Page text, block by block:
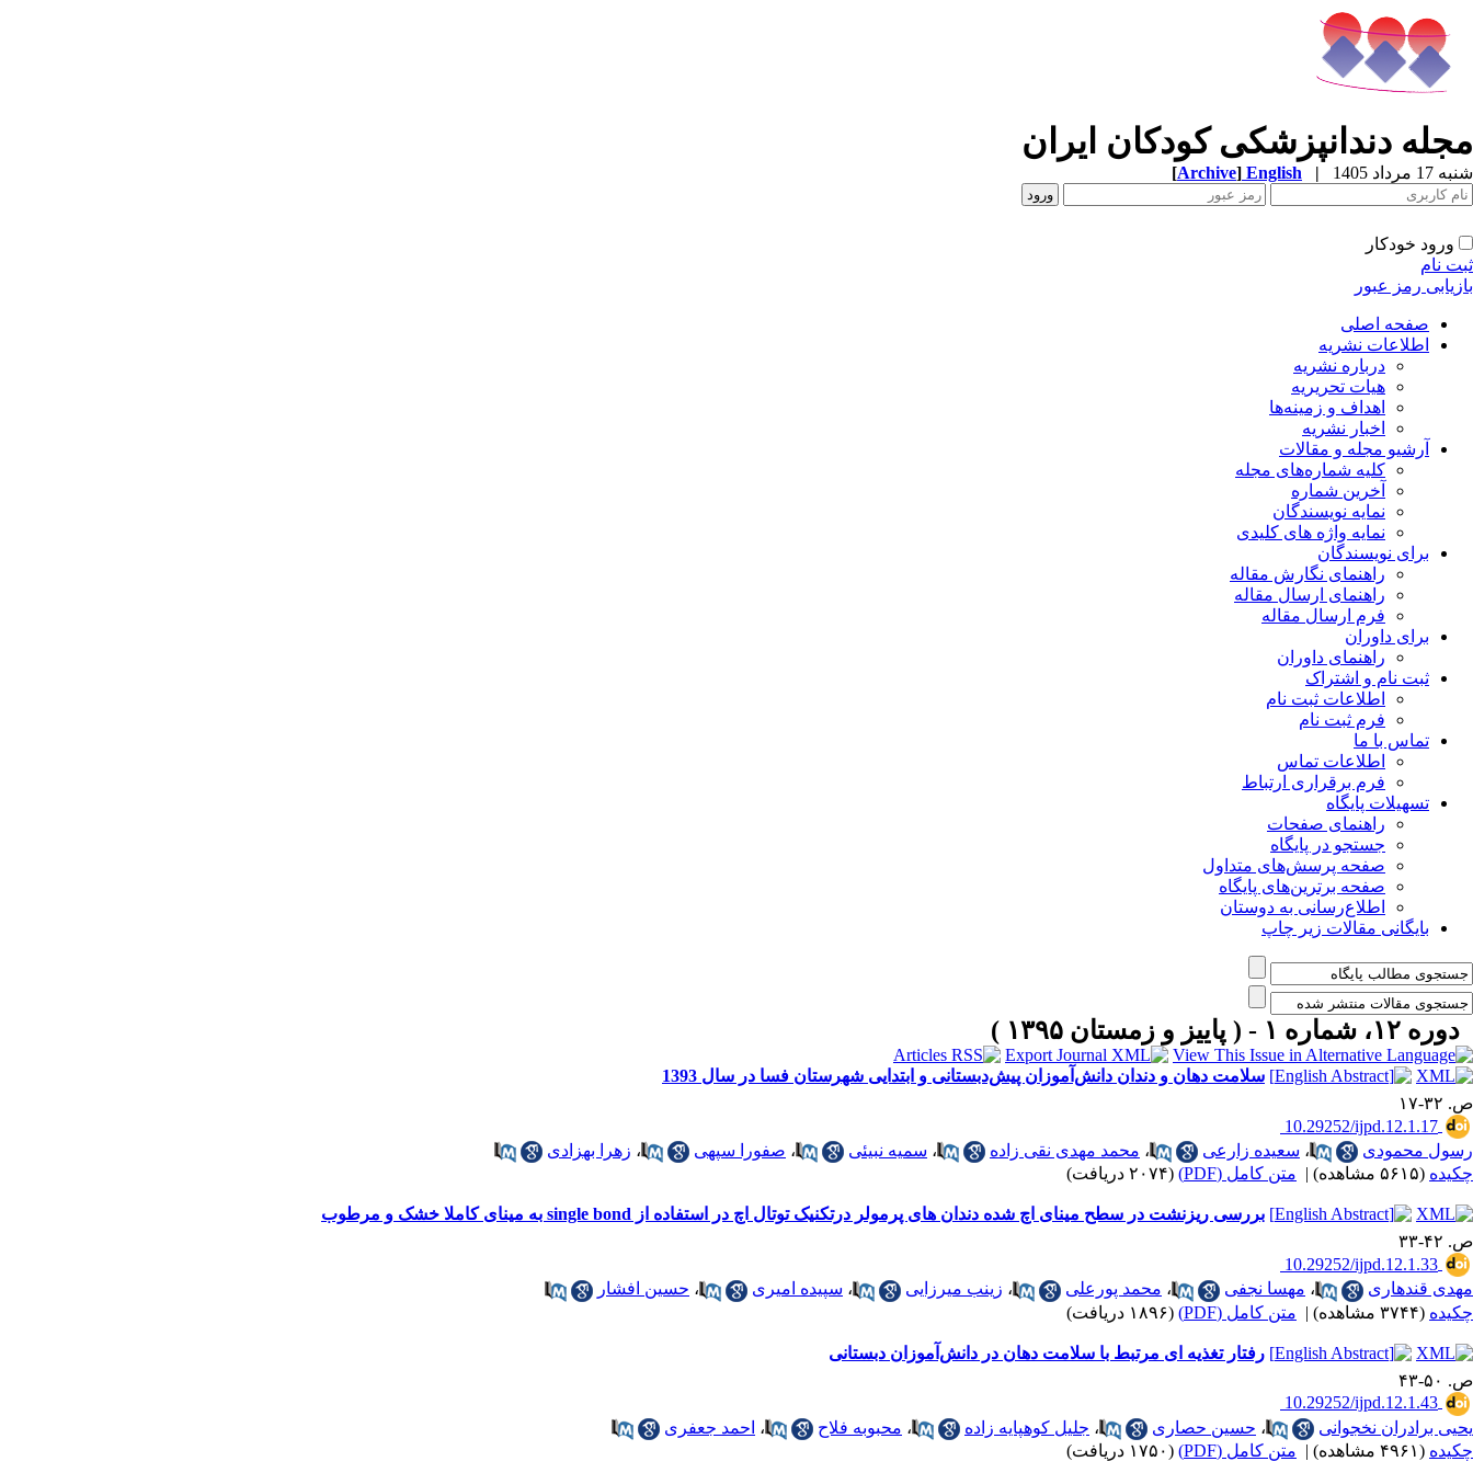
مجله دندانپزشکی کودکان ایران
شنبه 17 مرداد 1405 |
English
[Archive]
ورود خودکار
ثبت نام
بازیابی رمز عبور
صفحه اصلی
اطلاعات نشریه
درباره نشریه
هیات تحریریه
اهداف و زمینه‌ها
اخبار نشریه
آرشیو مجله و مقالات
کلیه شماره‌های مجله
آخرین شماره
نمایه نویسندگان
نمایه واژه های کلیدی
برای نویسندگان
راهنمای نگارش مقاله
راهنمای ارسال مقاله
فرم ارسال مقاله
برای داوران
راهنمای داوران
ثبت نام و اشتراک
اطلاعات ثبت نام
فرم ثبت نام
تماس با ما
اطلاعات تماس
فرم برقراری ارتباط
تسهیلات پایگاه
راهنمای صفحات
جستجو در پایگاه
صفحه پرسش‌های متداول
صفحه برترین‌های پایگاه
اطلاع‌رسانی به دوستان
بایگانی مقالات زیر چاپ
دوره ۱۲، شماره ۱ - ( پاییز و زمستان ۱۳۹۵ )
سلامت دهان و دندان دانش‌آموزان پیش‌دبستانی و ابتدایی شهرستان فسا در سال 1393
ص. ۳۲-۱۷
‎ 10.29252/ijpd.12.1.17
رسول محمودی
، سعیده زارعی ، محمد مهدی نقی زاده ، سمیه نبیئی ، صفورا سپهی ، زهرا بهزادی
چکیده (۵۶۱۵ مشاهده) | متن کامل (PDF) (۲۰۷۴ دریافت)
بررسی ریزنشت در سطح مینای اچ شده دندان های پرمولر درتکنیک توتال اچ در استفاده از single bond به مینای کاملا خشک و مرطوب
ص. ۴۲-۳۳
‎ 10.29252/ijpd.12.1.33
مهدی قندهاری
، مهسا نجفی ، محمد پورعلی ، زینب میرزایی ، سپیده امیری ، حسین افشار
چکیده (۳۷۴۴ مشاهده) | متن کامل (PDF) (۱۸۹۶ دریافت)
رفتار تغذیه ای مرتبط با سلامت دهان در دانش‌آموزان دبستانی
ص. ۵۰-۴۳
‎ 10.29252/ijpd.12.1.43
یحیی برادران نخجوانی
، حسین حصاری ، جلیل کوهپایه زاده ، محبوبه فلاح ، احمد جعفری
چکیده (۴۹۶۱ مشاهده) | متن کامل (PDF) (۱۷۵۰ دریافت)